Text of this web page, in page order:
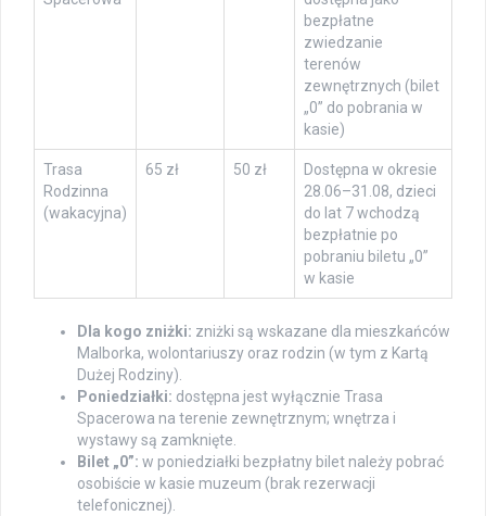
bezpłatne
zwiedzanie
terenów
zewnętrznych (bilet
„0” do pobrania w
kasie)
Trasa
Rodzinna
(wakacyjna)
65 zł 50 zł
Dostępna w okresie
28.06–31.08, dzieci
do lat 7 wchodzą
bezpłatnie po
pobraniu biletu „0”
w kasie
Dla kogo zniżki: zniżki są wskazane dla mieszkańców
Malborka, wolontariuszy oraz rodzin (w tym z Kartą
Dużej Rodziny).
Poniedziałki: dostępna jest wyłącznie Trasa
Spacerowa na terenie zewnętrznym; wnętrza i
wystawy są zamknięte.
Bilet „0”: w poniedziałki bezpłatny bilet należy pobrać
osobiście w kasie muzeum (brak rezerwacji
telefonicznej).